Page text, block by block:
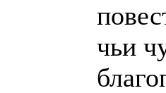
чьи